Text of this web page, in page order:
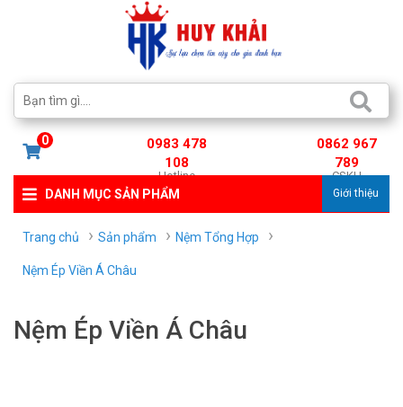
0
0983 478
108
Hotline
0862 967
789
CSKH
Giới thiệu
DANH MỤC SẢN PHẨM
Trang chủ Sản phẩm Nệm Tổng Hợp
Nệm Ép Viền Á Châu
Nệm Ép Viền Á Châu